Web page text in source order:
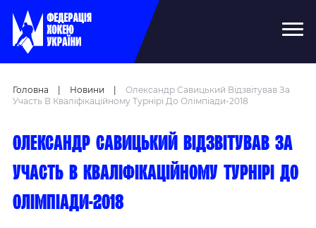
Головна Новини
Олександр Савицький Відзвітував За
Участь В Кваліфікаційному Турнірі До Олімпіади-2018
Олександр Савицький відзвітував за
участь в кваліфікаційному турнірі до
Олімпіади-2018